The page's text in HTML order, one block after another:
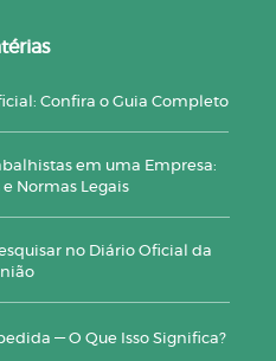
Confira o Guia Completo
em uma Empresa:
e Normas Legais
no Diário Oficial da
— O Que Isso Significa?